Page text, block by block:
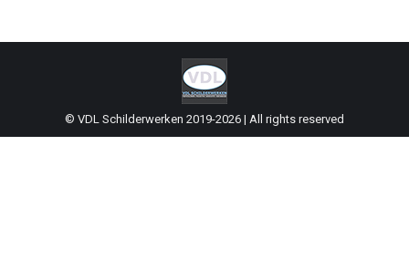
© VDL Schilderwerken 2019-2026 | All rights reserved